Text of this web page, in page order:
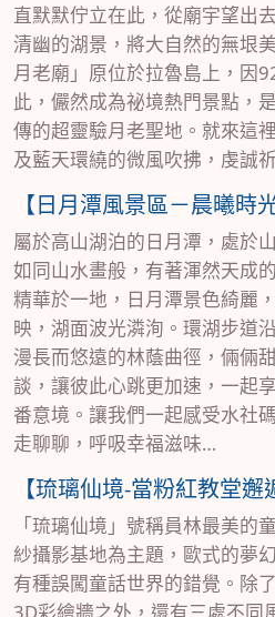
直默默佇立在此，從廟宇望出
清幽的湖景，將大自然的無垠
月老廟」原位於拉魯島上，因
此，儼然成為祕境熱門景點，
傳的超靈驗月老聖地。就來這
及藍天環繞的微風吹拂，虔誠
【日月潭風景區－晨曦時
屬於高山湖泊的日月潭，處於
如同山水畫般，有著渾然天成
精華於一地，日月潭景色綺麗
映，湖面波光潾洵。環湖步道
漫長而悠遠的林蔭曲徑，倆倆
談，讓彼此心跳更加速，一起
番意境。讓我們一起感受水社
走聊聊，呼吸幸福滋味…
【琉璃仙境-當粉紅教堂邂
「琉璃仙境」號稱員林最美的
紗攝影基地為主題，歐式的夢
有種誤闖童話世界的錯覺。除
3D彩繪牆之外，還有三處不同